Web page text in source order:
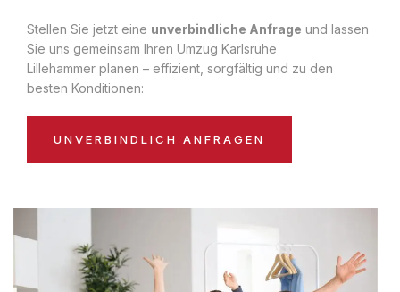
Stellen Sie jetzt eine unverbindliche Anfrage und lassen
Sie uns gemeinsam Ihren Umzug Karlsruhe
Lillehammer planen – effizient, sorgfältig und zu den
besten Konditionen:
UNVERBINDLICH ANFRAGEN